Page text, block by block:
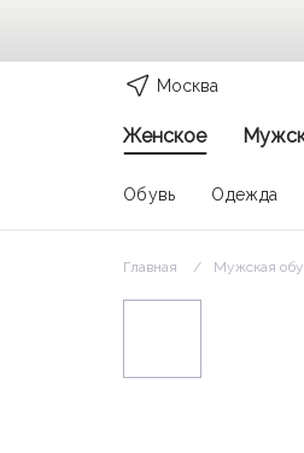
Главная Мужская
Москва
Женское
Обувь Одежда